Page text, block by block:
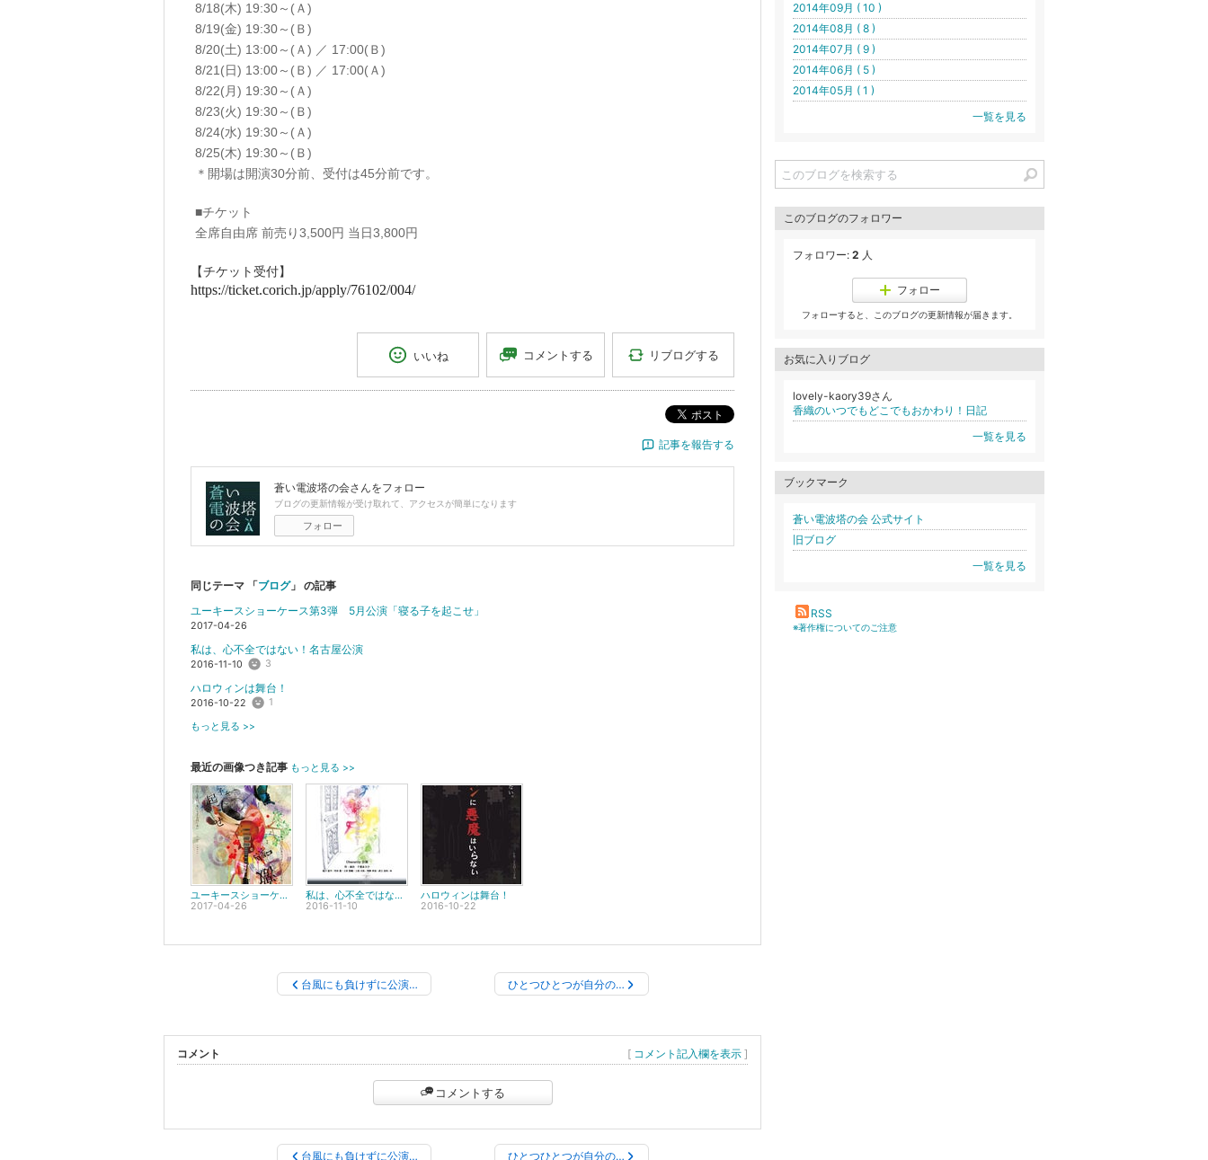
8/18(木) 19:30～(Ａ)
8/19(金) 19:30～(Ｂ)
8/20(土) 13:00～(Ａ) ／ 17:00(Ｂ)
8/21(日) 13:00～(Ｂ) ／ 17:00(Ａ)
8/22(月) 19:30～(Ａ)
8/23(火) 19:30～(Ｂ)
8/24(水) 19:30～(Ａ)
8/25(木) 19:30～(Ｂ)
＊開場は開演30分前、受付は45分前です。
■チケット
全席自由席 前売り3,500円 当日3,800円
【チケット受付】
https://ticket.corich.jp/apply/76102/004/
いいね コメントする リブログする
ポスト
記事を報告する
蒼い電波塔の会さんをフォロー
ブログの更新情報が受け取れて、アクセスが簡単になります
フォロー
同じテーマ 「ブログ」 の記事
ユーキースショーケース第3弾 5月公演「寝る子を起こせ」
2017-04-26
私は、心不全ではない！名古屋公演
2016-11-10 3
ハロウィンは舞台！
2016-10-22 1
もっと見る >>
最近の画像つき記事 もっと見る >>
ユーキースショーケース第3弾 5月公演「寝る子を起こせ」
2017-04-26
私は、心不全ではない！名古屋公演
2016-11-10
ハロウィンは舞台！
2016-10-22
台風にも負けずに公演… ひとつひとつが自分の…
[ コメント記入欄を表示 ]
コメント
コメントする
台風にも負けずに公演… ひとつひとつが自分の…
2014年09月 ( 10 )
2014年08月 ( 8 )
2014年07月 ( 9 )
2014年06月 ( 5 )
2014年05月 ( 1 )
一覧を見る
このブログのフォロワー
フォロワー: 2 人
フォロー
フォローすると、このブログの更新情報が届きます。
お気に入りブログ
lovely-kaory39さん
香織のいつでもどこでもおかわり！日記
一覧を見る
ブックマーク
蒼い電波塔の会 公式サイト
旧ブログ
一覧を見る
RSS
※著作権についてのご注意